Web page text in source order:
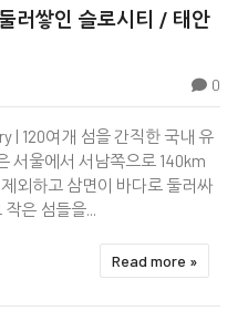
러쌓인 슬로시티 / 태안
0
| 120여개 섬을 간직한 국내 유
서울에서 서남쪽으로 140km
외하고 삼면이 바다로 둘러싸
은 섬들을...
Read more »